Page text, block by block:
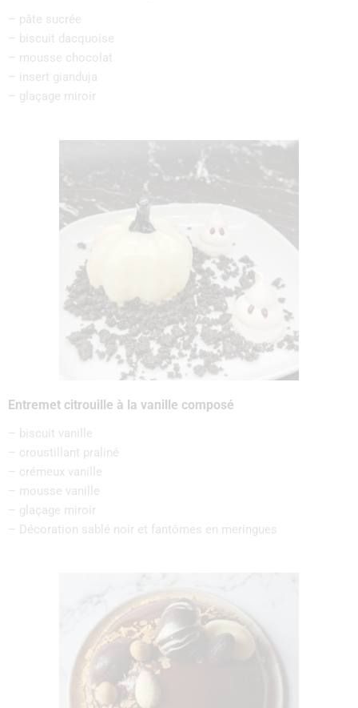
– pâte sucrée
– biscuit dacquoise
– mousse chocolat
– insert gianduja
– glaçage miroir
Entremet citrouille à la vanille composé
– biscuit vanille
– croustillant praliné
– crémeux vanille
– mousse vanille
– glaçage miroir
– Décoration sablé noir et fantômes en meringues